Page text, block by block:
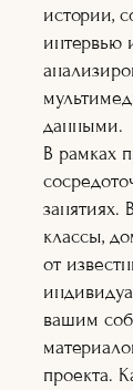
Каждый
будет
15+ и старше
ОБУЧЕНИЕ:
(живое
истории,
интервью
данными.
В рамках
занятиях.
классы,
от
вашим
проекта.